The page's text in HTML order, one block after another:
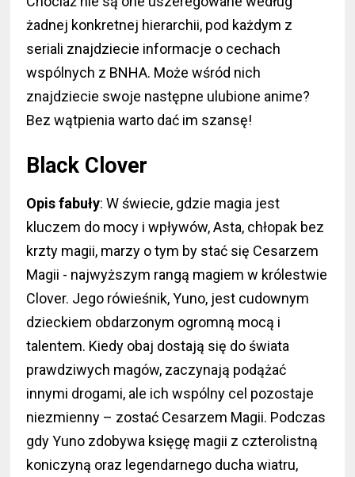
żadnej konkretnej hierarchii, pod każdym z
seriali znajdziecie informacje o cechach
wspólnych z BNHA. Może wśród nich
znajdziecie swoje następne ulubione anime?
Bez wątpienia warto dać im szansę!
Black Clover
Opis fabuły: W świecie, gdzie magia jest
kluczem do mocy i wpływów, Asta, chłopak bez
krzty magii, marzy o tym by stać się Cesarzem
Magii - najwyższym rangą magiem w królestwie
Clover. Jego rówieśnik, Yuno, jest cudownym
dzieckiem obdarzonym ogromną mocą i
talentem. Kiedy obaj dostają się do świata
prawdziwych magów, zaczynają podążać
innymi drogami, ale ich wspólny cel pozostaje
niezmienny – zostać Cesarzem Magii. Podczas
gdy Yuno zdobywa księgę magii z czterolistną
koniczyną oraz legendarnego ducha wiatru,